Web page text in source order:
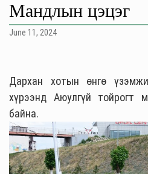
Мандлын цэцэг
June 11, 2024
Дархан хотын өнгө
хүрээнд Аюулгүй тойрогт
байна.